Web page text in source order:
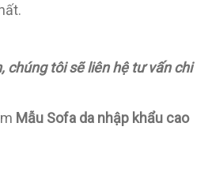
chúng tôi sẽ liên hệ tư vấn chi
Mẫu Sofa da nhập khẩu cao